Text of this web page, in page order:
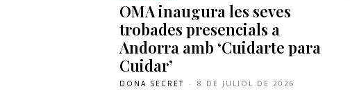
OMA inaugura les seves
trobades presencials a
Andorra amb ‘Cuidarte para
Cuidar’
DONA SECRET - 8 DE JULIOL DE 2026